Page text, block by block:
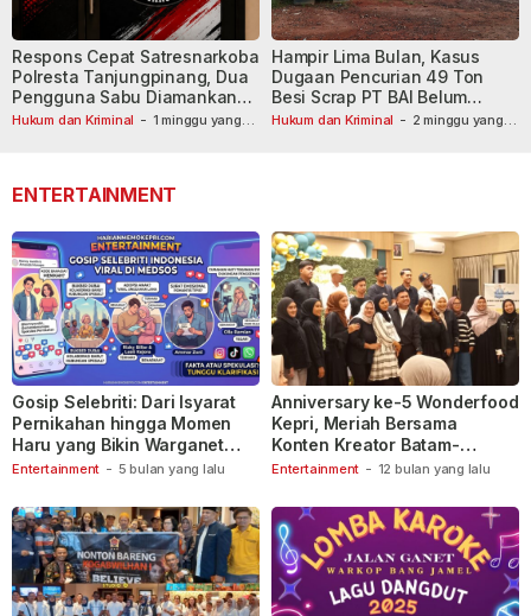
Hukum dan Kriminal - 1 minggu yang
Respons Cepat Satresnarkoba
Polresta Tanjungpinang, Dua
Pengguna Sabu Diamankan
Usai Dilaporkan ke Call Center
Hukum dan Kriminal - 2 minggu yang
Hampir Lima Bulan, Kasus
Dugaan Pencurian 49 Ton
Besi Scrap PT BAI Belum
Tetapkan Tersangka
ENTERTAINMENT
Entertainment - 5 bulan yang lalu
Gosip Selebriti: Dari Isyarat
Pernikahan hingga Momen
Haru yang Bikin Warganet
Berspekulasi
Entertainment - 12 bulan yang lalu
Anniversary ke-5 Wonderfood
Kepri, Meriah Bersama
Konten Kreator Batam-
Tanjungpinang